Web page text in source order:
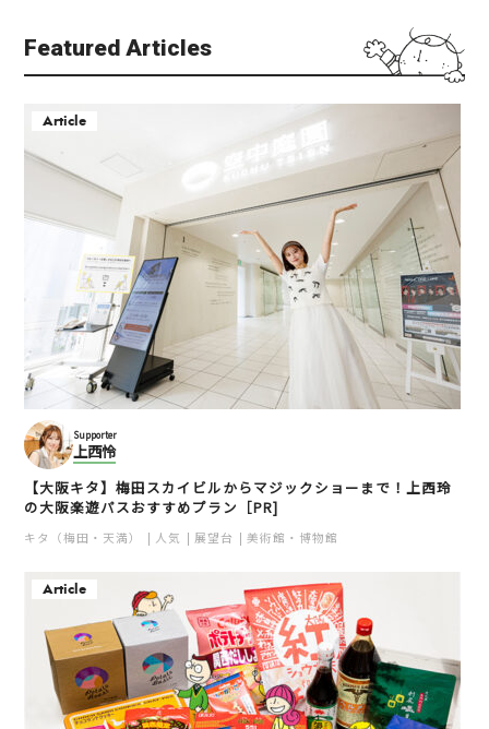
Featured Articles
Article
Supporter
上西怜
【大阪キタ】梅田スカイビルからマジックショーまで！上西玲
の大阪楽遊パスおすすめプラン［PR]
キタ（梅田・天満） 人気 展望台 美術館・博物館
Article